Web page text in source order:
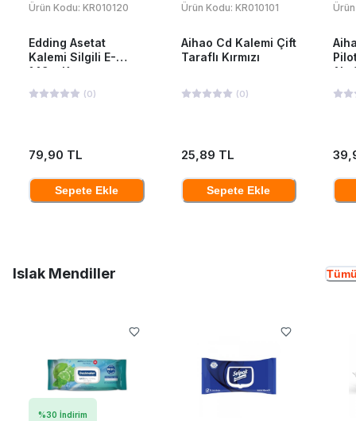
Ürün Kodu: KR010120
Edding Asetat
Kalemi Silgili E-
149m Kırmızı
(0)
79,90 TL
Sepete Ekle
Ürün Kodu: KR010101
Aihao Cd Kalemi Çift
Taraflı Kırmızı
(0)
25,89 TL
Sepete Ekle
Islak Mendiller
%30 İndirim